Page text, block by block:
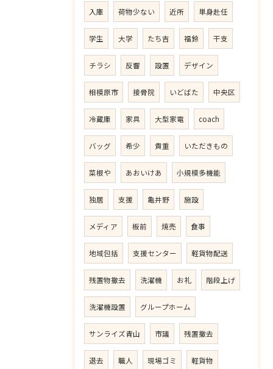
入庫 荷物少ない 近所 単身赴任
学生 大学 たち吉 福鈴 干支
チラシ 反響 設置 デザイン
相模原市 接骨院 いどばた 中央区
冷蔵庫 家具 大型家電 coach
バッグ 希少 貴重 いただきもの
菜根や あおいけあ 小規模多機能
独居 支援 亀井野 施設
メディア 板前 焼売 食事
地域包括 支援センター 軽貨物配送
残置物撤去 洗濯機 お礼 階段上げ
洗濯機設置 グループホーム
サンライズ青山 市議 残置撤去
退去 職人 現場ゴミ 軽貨物